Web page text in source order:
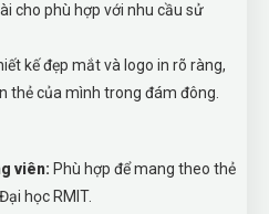
cho phù hợp với nhu cầu sử
kế đẹp mắt và logo in rõ ràng,
thẻ của mình trong đám đông.
viên: Phù hợp để mang theo thẻ
học RMIT.